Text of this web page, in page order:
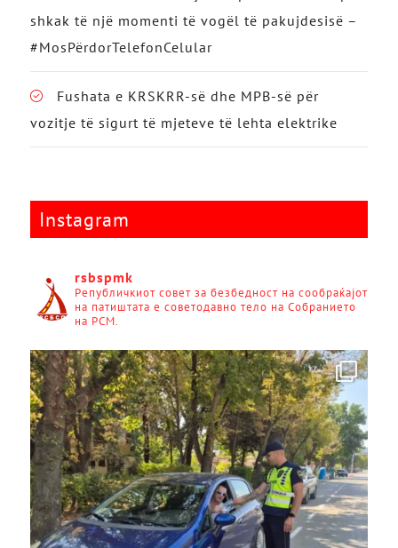
shkak të një momenti të vogël të pakujdesisë –
#MosPërdorTelefonCelular
Fushata e KRSKRR-së dhe MPB-së për
vozitje të sigurt të mjeteve të lehta elektrike
Instagram
rsbspmk
Републичкиот совет за безбедност на сообраќајот
на патиштата е советодавно тело на Собранието
на РСМ.